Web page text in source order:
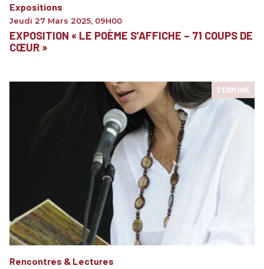
Expositions
Jeudi 27 Mars 2025, 09H00
EXPOSITION « LE POÈME S’AFFICHE – 71 COUPS DE
CŒUR »
TERMINÉ
Rencontres & Lectures